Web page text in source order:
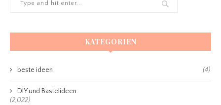
KATEGORIEN
beste ideen (4)
DIY und Bastelideen
(2,022)